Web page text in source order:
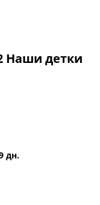
Наши детки
дн.